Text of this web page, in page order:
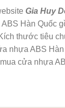
Gia Huy
Hàn Quốc
thước tiêu
nhựa ABS
cửa nhựa